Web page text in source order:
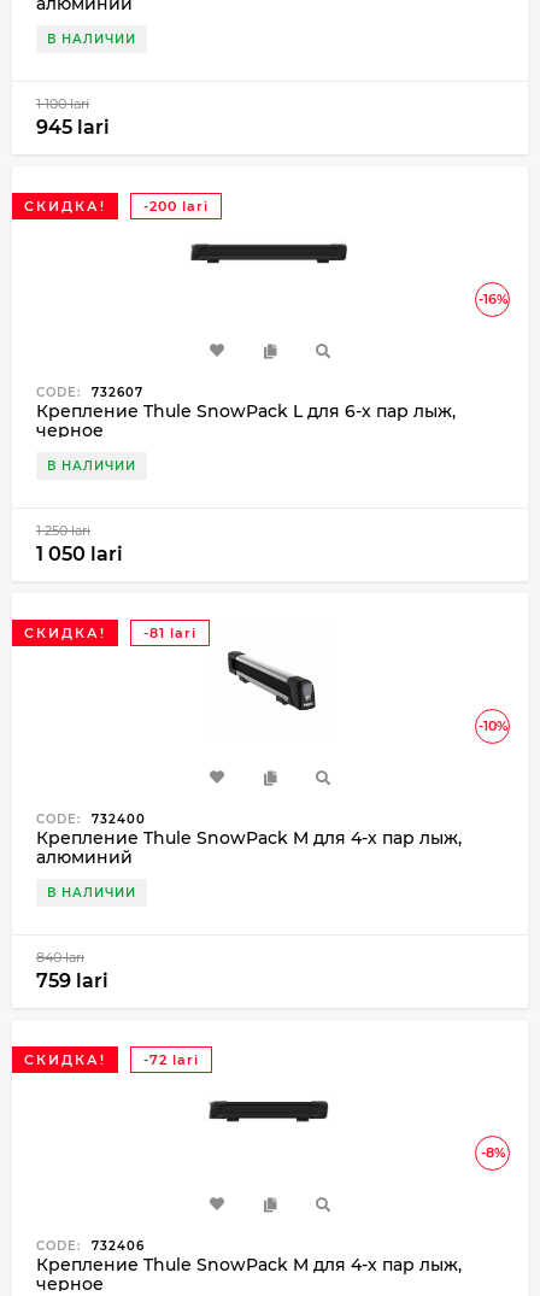
В НАЛИЧИИ
1 100 lari
945 lari
-16%
СКИДКА! -200 lari
CODE: 732607
Крепление Thule SnowPack L для 6-х пар лыж,
черное
В НАЛИЧИИ
1 250 lari
1 050 lari
-10%
СКИДКА! -81 lari
CODE: 732400
Крепление Thule SnowPack M для 4-х пар лыж,
алюминий
В НАЛИЧИИ
840 lari
759 lari
-8%
СКИДКА! -72 lari
CODE: 732406
Крепление Thule SnowPack M для 4-х пар лыж,
черное